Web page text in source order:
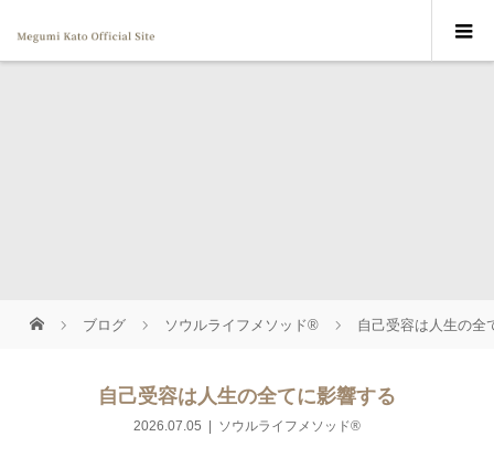
ブログ ソウルライフメソッド® 自己受容は人生の全
自己受容は人生の全てに影響する
2026.07.05 ソウルライフメソッド®